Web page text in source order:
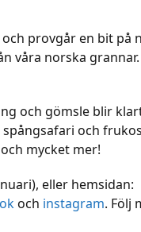
provgår en bit på
våra norska
och gömsle blir
och
mycket mer!
eller hemsidan:
och instagram. Följ